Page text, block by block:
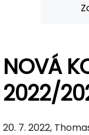
NOVÁ
2022/
20. 7. 2022,